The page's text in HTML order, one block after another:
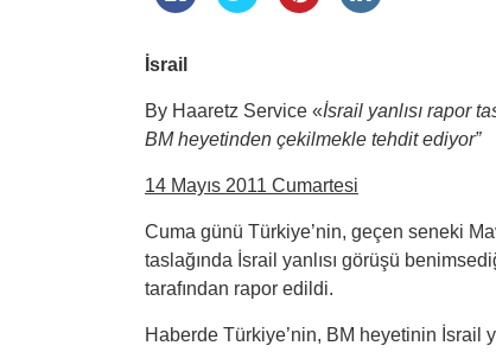
İsrail
By Haaretz Service «İsrail yanlısı rapor
BM heyetinden çekilmekle tehdit ediyor”
14 Mayıs 2011 Cumartesi
Cuma günü Türkiye’nin, geçen seneki
taslağında İsrail yanlısı görüşü
tarafından rapor edildi.
Haberde Türkiye’nin, BM heyetinin İsrail